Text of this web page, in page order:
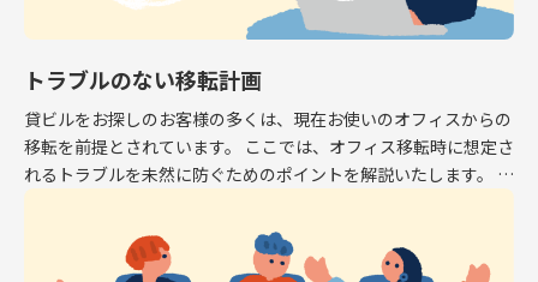
トラブルのない移転計画
貸ビルをお探しのお客様の多くは、現在お使いのオフィスからの
移転を前提とされています。 ここでは、オフィス移転時に想定さ
れるトラブルを未然に防ぐためのポイントを解説いたします。 解
約予告 現在お使いのオフィスから移転する場 […]